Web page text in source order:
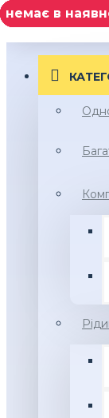
МЕНЮ
немає в
немає в
немає в
немає в
Нет в наличии
немає в
немає в
немає в
Нет в наличии
немає в